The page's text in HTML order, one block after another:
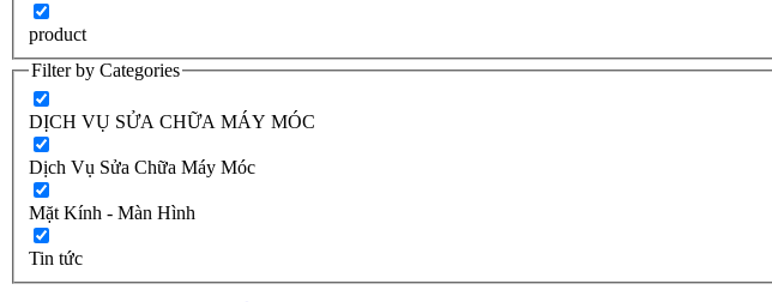
product
Filter by Categories
DỊCH VỤ SỬA CHỮA MÁY MÓC
Dịch Vụ Sửa Chữa Máy Móc
Mặt Kính - Màn Hình
Tin tức